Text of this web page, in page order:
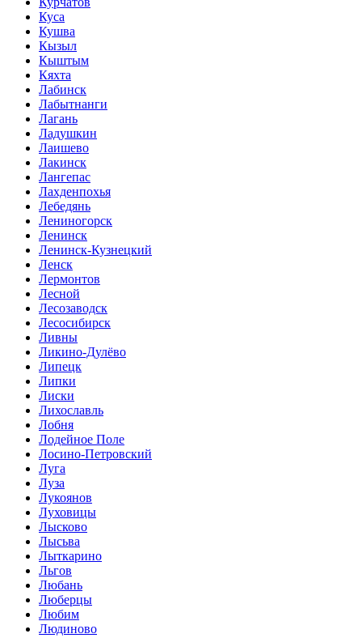
Куса
Кушва
Кызыл
Кыштым
Кяхта
Лабинск
Лабытнанги
Лагань
Ладушкин
Лаишево
Лакинск
Лангепас
Лахденпохья
Лебедянь
Лениногорск
Ленинск
Ленинск-Кузнецкий
Ленск
Лермонтов
Лесной
Лесозаводск
Лесосибирск
Ливны
Ликино-Дулёво
Липецк
Липки
Лиски
Лихославль
Лобня
Лодейное Поле
Лосино-Петровский
Луга
Луза
Лукоянов
Луховицы
Лысково
Лысьва
Лыткарино
Льгов
Любань
Люберцы
Любим
Людиново